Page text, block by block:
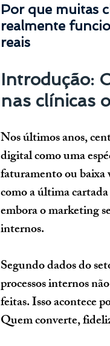
Por que muitas
realmente
reais
Introdução:
nas clínicas
Nos últimos anos,
digital como uma
faturamento ou baixa
como a última
embora o marketing
internos.
Segundo dados do
processos internos
feitas. Isso acontece
Quem converte,